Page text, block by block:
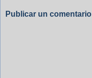
Publicar un comentario